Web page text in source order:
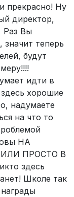
прекрасно! Ну
директор,
Раз Вы
значит теперь
будут
идти в
хорошие
надумаете
на что то
НА
ПРОСТО В
здесь
Школе так